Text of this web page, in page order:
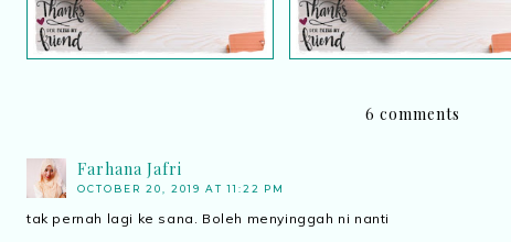
6 comments
Farhana Jafri
OCTOBER 20, 2019 AT 11:22 PM
tak pernah lagi ke sana. Boleh menyinggah ni nanti